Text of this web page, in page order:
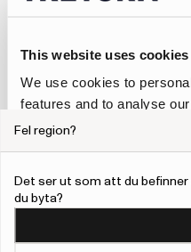
This website uses cookies
We use cookies to
features and to analyse
our site with our social
To give users more
added a link to Google’s
Fel region?
Det ser ut som att du befinner
du byta?